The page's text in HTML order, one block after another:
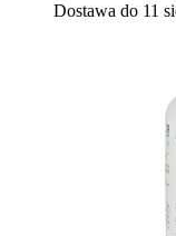
Dostawa do 11